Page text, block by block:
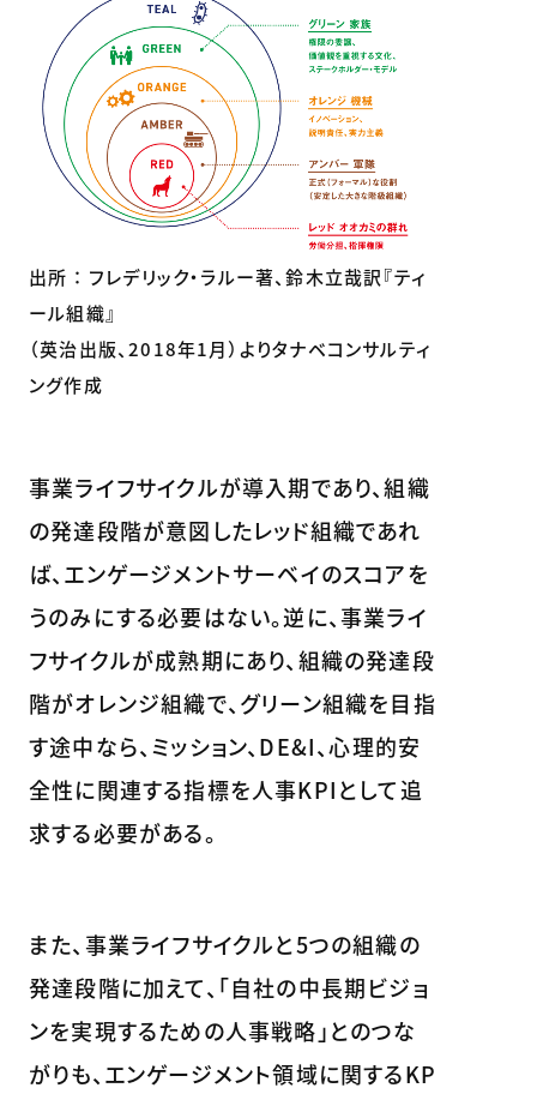
出所 ： フレデリック・ラルー著、鈴木立哉訳『ティ
ール組織』
（英治出版、2018年1月）よりタナベコンサルティ
ング作成
事業ライフサイクルが導入期であり、組織
の発達段階が意図したレッド組織であれ
ば、エンゲージメントサーベイのスコアを
うのみにする必要はない。逆に、事業ライ
フサイクルが成熟期にあり、組織の発達段
階がオレンジ組織で、グリーン組織を目指
す途中なら、ミッション、DE&I、心理的安
全性に関連する指標を人事KPIとして追
求する必要がある。
また、事業ライフサイクルと5つの組織の
発達段階に加えて、「自社の中長期ビジョ
ンを実現するための人事戦略」とのつな
がりも、エンゲージメント領域に関するKP